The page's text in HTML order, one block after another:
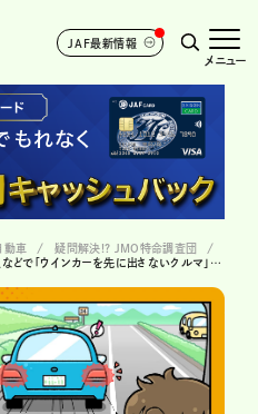
JAF最新情報
メニュー
動車
疑問解決!? JMO特命調査団
前を走るクルマが突然のブレーキ! 交差点などで「ウインカーを先に出さないクルマ」への対策とは?